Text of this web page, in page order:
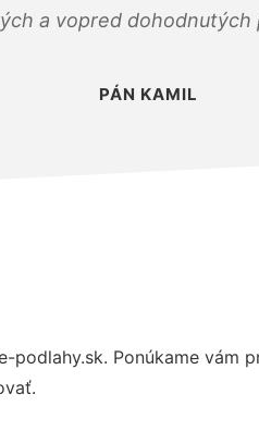
a vopred dohodnutých
PÁN KAMIL
podlahy.sk. Ponúkame vám